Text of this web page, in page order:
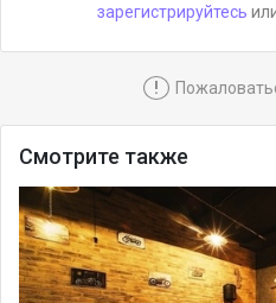
зарегистрируйтесь
!
Смотрите также